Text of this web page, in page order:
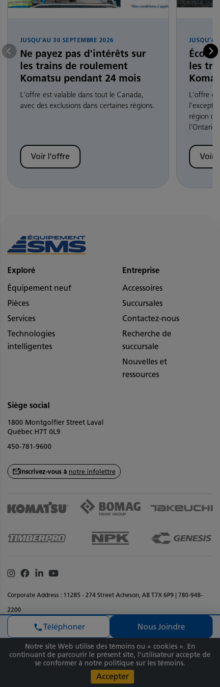
JUSQU’AU 30 SEPTEMBRE 2026
Ne payez pas d'intérêts sur
les trains de roulement
Komatsu pendant 24 mois
L'offre est valable dans tout le Canada,
avec des exclusions dans certaines régions.
Voir l’offre
JUSQU’AU
les
L'offre
région
l'Ontario.
Voir
Téléphoner Nous Joindre
Exploré
Équipement neuf
Pièces
Services
Technologies
intelligentes
Entreprise
Accessoires
Succursales
Contactez-nous
Recherche de
succursale
Nouvelles et
ressources
Siège social
1800 Montgolfier Street Laval
Québec H7T 0L9
450-781-9600
Inscrivez-vous à notre infolettre
Corporate Address : 11285 - 274 Street Acheson, AB T7X 6P9 | 780-948-
2200
Déclaration de confidentialité
Termes et conditions
Renseignments sur les droits d'auteur
Accessibilite
Copyright © 2026 Équipement SMS Inc Tous droits réservés. Matériaux et
spécifications sont sujets à changement sans préavis.
Instagram
Facebook
LinkedinYoutube
Notre site Web utilise des témoins ou « cookies ». En
continuant de parcourir le présent site, l’utilisateur accepte de
se conformer à notre politique sur les témoins.